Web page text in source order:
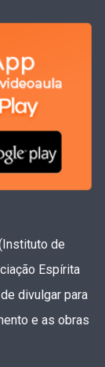
de
Espírita
divulgar para
e as obras